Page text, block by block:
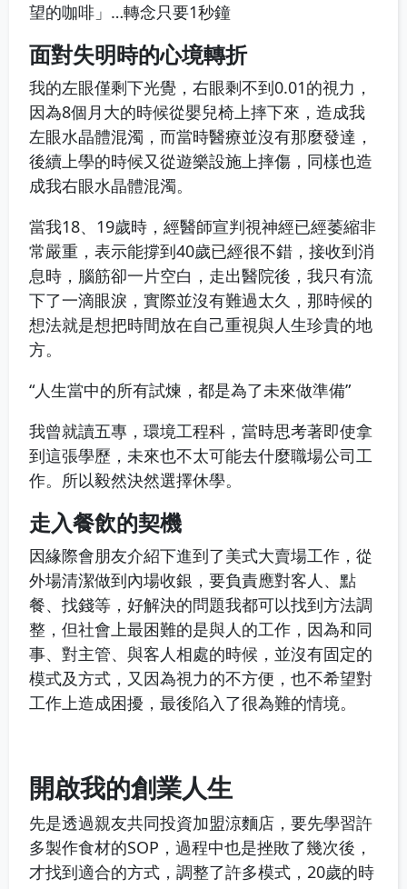
望的咖啡」…轉念只要1秒鐘
面對失明時的心境轉折
我的左眼僅剩下光覺，右眼剩不到0.01的視力，
因為8個月大的時候從嬰兒椅上摔下來，造成我
左眼水晶體混濁，而當時醫療並沒有那麼發達，
後續上學的時候又從遊樂設施上摔傷，同樣也造
成我右眼水晶體混濁。
當我18、19歲時，經醫師宣判視神經已經萎縮非
常嚴重，表示能撐到40歲已經很不錯，接收到消
息時，腦筋卻一片空白，走出醫院後，我只有流
下了一滴眼淚，實際並沒有難過太久，那時候的
想法就是想把時間放在自己重視與人生珍貴的地
方。
“人生當中的所有試煉，都是為了未來做準備”
我曾就讀五專，環境工程科，當時思考著即使拿
到這張學歷，未來也不太可能去什麼職場公司工
作。所以毅然決然選擇休學。
走入餐飲的契機
因緣際會朋友介紹下進到了美式大賣場工作，從
外場清潔做到內場收銀，要負責應對客人、點
餐、找錢等，好解決的問題我都可以找到方法調
整，但社會上最困難的是與人的工作，因為和同
事、對主管、與客人相處的時候，並沒有固定的
模式及方式，又因為視力的不方便，也不希望對
工作上造成困擾，最後陷入了很為難的情境。
開啟我的創業人生
先是透過親友共同投資加盟涼麵店，要先學習許
多製作食材的SOP，過程中也是挫敗了幾次後，
才找到適合的方式，調整了許多模式，20歲的時